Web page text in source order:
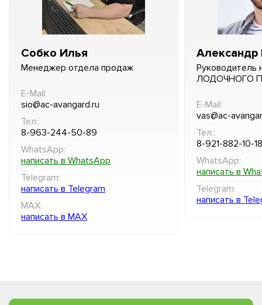
Собко Илья
Менеджер отдела продаж
E-Mail:
sio@ac-avangard.ru
Тел.:
8-963-244-50-89
WhatsApp:
написать в WhatsApp
Telegram:
написать в Telegram
MAX:
написать в MAX
Александр
Руководитель
ЛОДОЧНОГО
E-Mail:
vas@ac-
Тел.:
8-921-882-10-18
WhatsApp:
написать в
Telegram:
написать в